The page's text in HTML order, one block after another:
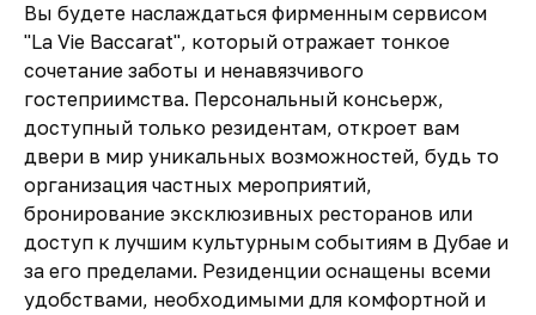
Вы будете наслаждаться фирменным сервисом
"La Vie Baccarat", который отражает тонкое
сочетание заботы и ненавязчивого
гостеприимства. Персональный консьерж,
доступный только резидентам, откроет вам
двери в мир уникальных возможностей, будь то
организация частных мероприятий,
бронирование эксклюзивных ресторанов или
доступ к лучшим культурным событиям в Дубае и
за его пределами. Резиденции оснащены всеми
удобствами, необходимыми для комфортной и